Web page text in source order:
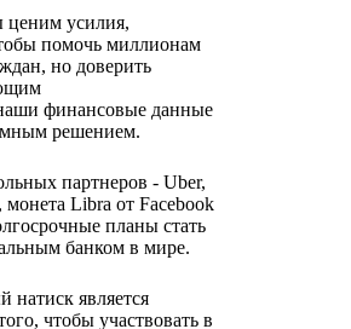
ценим усилия,
помочь миллионам
но доверить
финансовые данные
решением.
партнеров - Uber,
Libra от Facebook
планы стать
банком в мире.
натиск является
чтобы участвовать в